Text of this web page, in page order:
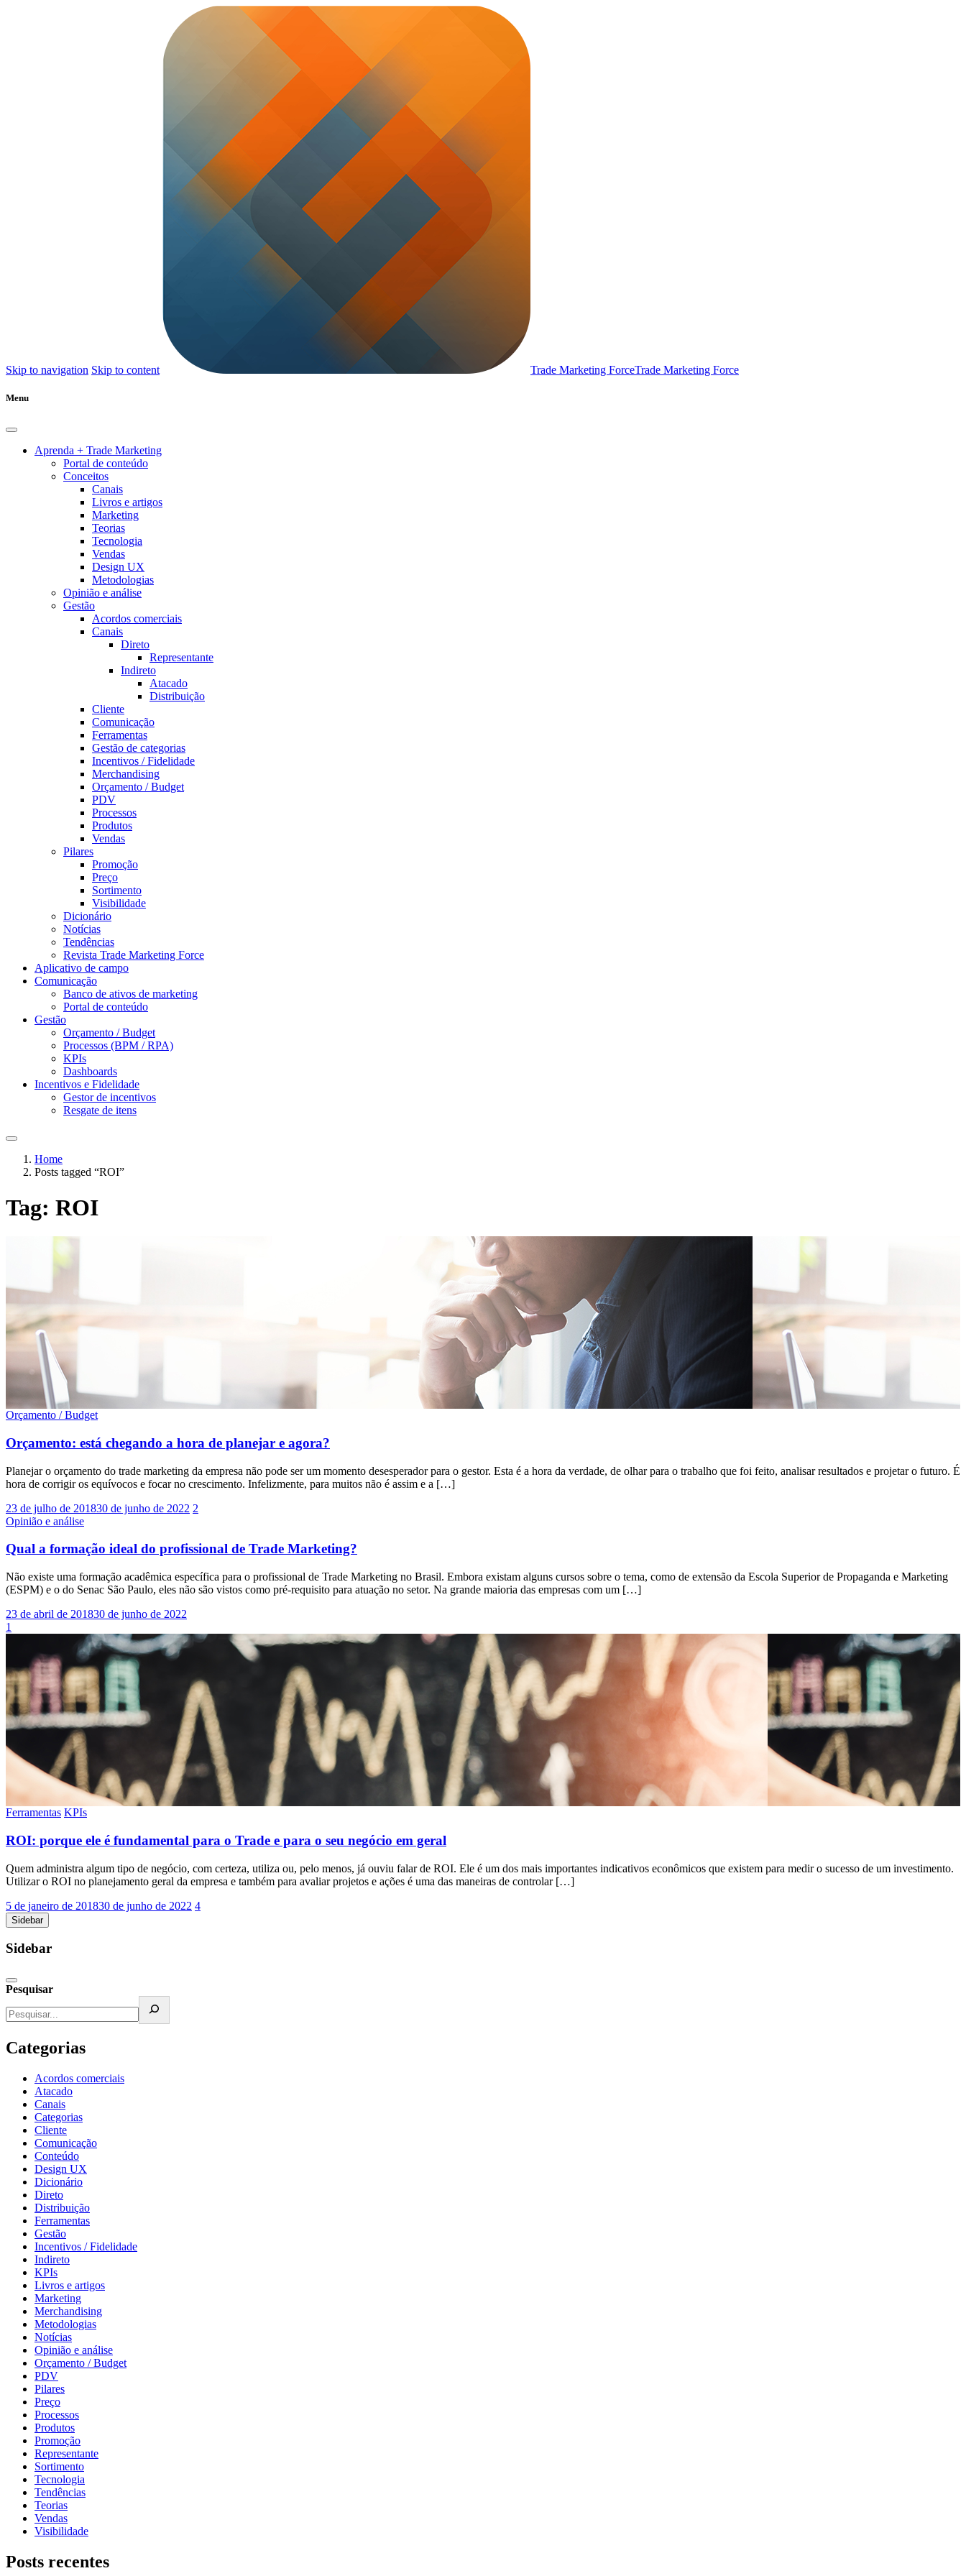
Skip to navigation Skip to content Trade Marketing ForceTrade Marketing Force
Menu
Aprenda + Trade Marketing
Portal de conteúdo
Conceitos
Canais
Livros e artigos
Marketing
Teorias
Tecnologia
Vendas
Design UX
Metodologias
Opinião e análise
Gestão
Acordos comerciais
Canais
Direto
Representante
Indireto
Atacado
Distribuição
Cliente
Comunicação
Ferramentas
Gestão de categorias
Incentivos / Fidelidade
Merchandising
Orçamento / Budget
PDV
Processos
Produtos
Vendas
Pilares
Promoção
Preço
Sortimento
Visibilidade
Dicionário
Notícias
Tendências
Revista Trade Marketing Force
Aplicativo de campo
Comunicação
Banco de ativos de marketing
Portal de conteúdo
Gestão
Orçamento / Budget
Processos (BPM / RPA)
KPIs
Dashboards
Incentivos e Fidelidade
Gestor de incentivos
Resgate de itens
Home
Posts tagged “ROI”
Tag: ROI
Orçamento / Budget
Orçamento: está chegando a hora de planejar e agora?
Planejar o orçamento do trade marketing da empresa não pode ser um momento desesperador para o gestor. Esta é a hora da verdade, de olhar para o trabalho que foi feito, analisar resultados e projetar o futuro. É
hora de corrigir os equívocos e focar no crescimento. Infelizmente, para muitos não é assim e a […]
23 de julho de 201830 de junho de 2022 2
Opinião e análise
Qual a formação ideal do profissional de Trade Marketing?
Não existe uma formação acadêmica específica para o profissional de Trade Marketing no Brasil. Embora existam alguns cursos sobre o tema, como de extensão da Escola Superior de Propaganda e Marketing
(ESPM) e o do Senac São Paulo, eles não são vistos como pré-requisito para atuação no setor. Na grande maioria das empresas com um […]
23 de abril de 201830 de junho de 2022
1
Ferramentas KPIs
ROI: porque ele é fundamental para o Trade e para o seu negócio em geral
Quem administra algum tipo de negócio, com certeza, utiliza ou, pelo menos, já ouviu falar de ROI. Ele é um dos mais importantes indicativos econômicos que existem para medir o sucesso de um investimento.
Utilizar o ROI no planejamento geral da empresa e também para avaliar projetos e ações é uma das maneiras de controlar […]
5 de janeiro de 201830 de junho de 2022 4
Sidebar
Sidebar
Pesquisar
Categorias
Acordos comerciais
Atacado
Canais
Categorias
Cliente
Comunicação
Conteúdo
Design UX
Dicionário
Direto
Distribuição
Ferramentas
Gestão
Incentivos / Fidelidade
Indireto
KPIs
Livros e artigos
Marketing
Merchandising
Metodologias
Notícias
Opinião e análise
Orçamento / Budget
PDV
Pilares
Preço
Processos
Produtos
Promoção
Representante
Sortimento
Tecnologia
Tendências
Teorias
Vendas
Visibilidade
Posts recentes